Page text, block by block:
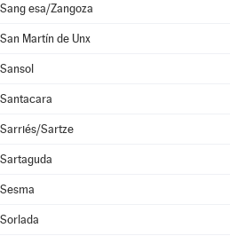
Sang esa/Zangoza
San Martín de Unx
Sansol
Santacara
Sarriés/Sartze
Sartaguda
Sesma
Sorlada